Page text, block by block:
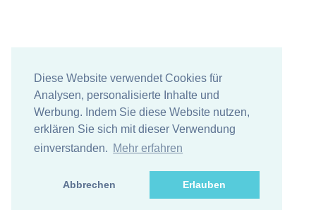
Diese Website verwendet Cookies für
Analysen, personalisierte Inhalte und
Werbung. Indem Sie diese Website nutzen,
erklären Sie sich mit dieser Verwendung
einverstanden. Mehr erfahren
Abbrechen Erlauben